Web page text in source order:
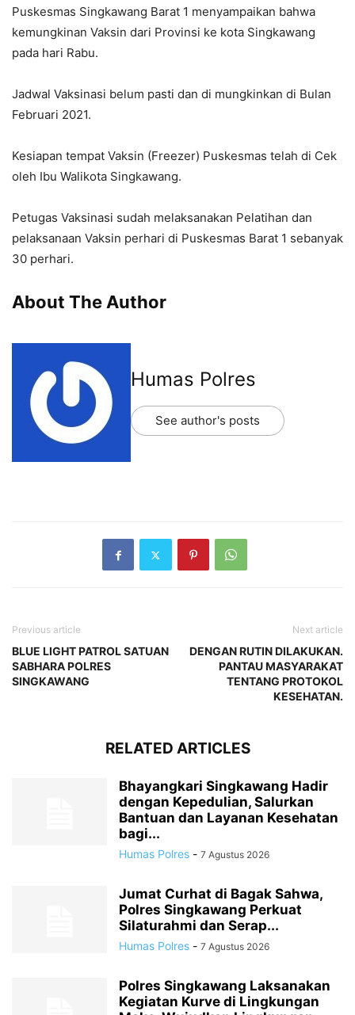
Puskesmas Singkawang Barat 1 menyampaikan bahwa
kemungkinan Vaksin dari Provinsi ke kota Singkawang
pada hari Rabu.
Jadwal Vaksinasi belum pasti dan di mungkinkan di Bulan
Februari 2021.
Kesiapan tempat Vaksin (Freezer) Puskesmas telah di Cek
oleh Ibu Walikota Singkawang.
Petugas Vaksinasi sudah melaksanakan Pelatihan dan
pelaksanaan Vaksin perhari di Puskesmas Barat 1 sebanyak
30 perhari.
About The Author
Humas Polres
See author's posts
Previous article
BLUE LIGHT PATROL SATUAN
SABHARA POLRES
SINGKAWANG
Next article
DENGAN RUTIN DILAKUKAN.
PANTAU MASYARAKAT
TENTANG PROTOKOL
KESEHATAN.
RELATED ARTICLES
Bhayangkari Singkawang Hadir
dengan Kepedulian, Salurkan
Bantuan dan Layanan Kesehatan
bagi...
Humas Polres - 7 Agustus 2026
Jumat Curhat di Bagak Sahwa,
Polres Singkawang Perkuat
Silaturahmi dan Serap...
Humas Polres - 7 Agustus 2026
Polres Singkawang Laksanakan
Kegiatan Kurve di Lingkungan